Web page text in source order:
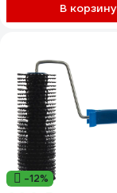
В корзину
-12%